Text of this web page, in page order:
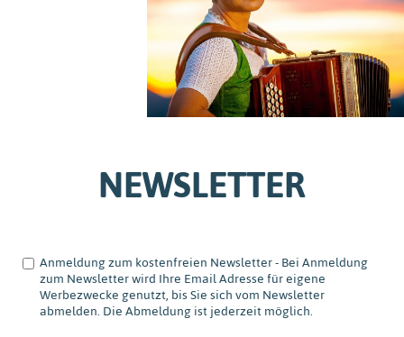
NEWSLETTER
Anmeldung zum kostenfreien Newsletter - Bei Anmeldung
zum Newsletter wird Ihre Email Adresse für eigene
Werbezwecke genutzt, bis Sie sich vom Newsletter
abmelden. Die Abmeldung ist jederzeit möglich.